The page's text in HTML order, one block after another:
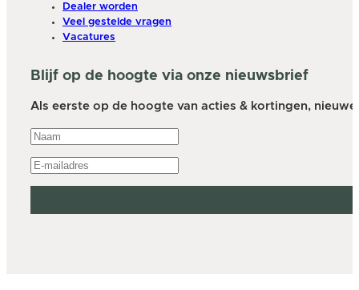
Dealer worden
Veel gestelde vragen
Vacatures
Blijf op de hoogte via onze nieuwsbrief
Als eerste op de hoogte van acties & kortingen,